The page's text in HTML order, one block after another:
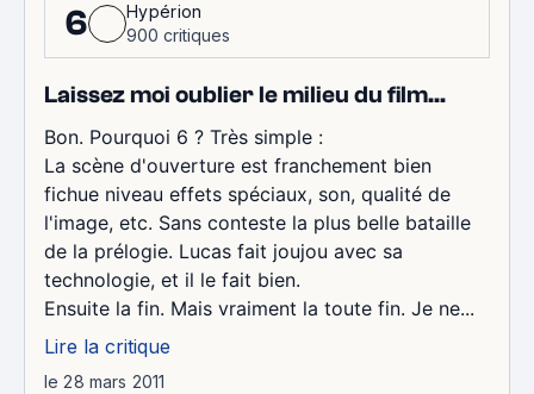
6
Hypérion
900 critiques
Laissez moi oublier le milieu du film...
Bon. Pourquoi 6 ? Très simple :
La scène d'ouverture est franchement bien
fichue niveau effets spéciaux, son, qualité de
l'image, etc. Sans conteste la plus belle bataille
de la prélogie. Lucas fait joujou avec sa
technologie, et il le fait bien.
Ensuite la fin. Mais vraiment la toute fin. Je ne...
Lire la critique
le 28 mars 2011